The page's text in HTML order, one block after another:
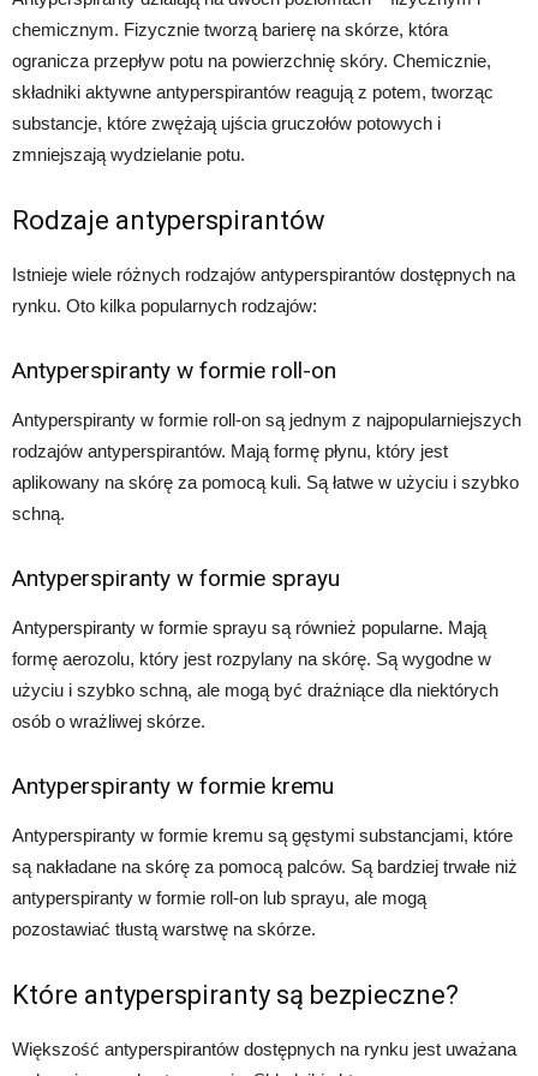
chemicznym. Fizycznie tworzą barierę na skórze, która
ogranicza przepływ potu na powierzchnię skóry. Chemicznie,
składniki aktywne antyperspirantów reagują z potem, tworząc
substancje, które zwężają ujścia gruczołów potowych i
zmniejszają wydzielanie potu.
Rodzaje antyperspirantów
Istnieje wiele różnych rodzajów antyperspirantów dostępnych na
rynku. Oto kilka popularnych rodzajów:
Antyperspiranty w formie roll-on
Antyperspiranty w formie roll-on są jednym z najpopularniejszych
rodzajów antyperspirantów. Mają formę płynu, który jest
aplikowany na skórę za pomocą kuli. Są łatwe w użyciu i szybko
schną.
Antyperspiranty w formie sprayu
Antyperspiranty w formie sprayu są również popularne. Mają
formę aerozolu, który jest rozpylany na skórę. Są wygodne w
użyciu i szybko schną, ale mogą być drażniące dla niektórych
osób o wrażliwej skórze.
Antyperspiranty w formie kremu
Antyperspiranty w formie kremu są gęstymi substancjami, które
są nakładane na skórę za pomocą palców. Są bardziej trwałe niż
antyperspiranty w formie roll-on lub sprayu, ale mogą
pozostawiać tłustą warstwę na skórze.
Które antyperspiranty są bezpieczne?
Większość antyperspirantów dostępnych na rynku jest uważana